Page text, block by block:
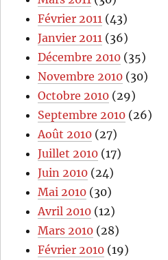
Février 2011 (43)
Janvier 2011 (36)
Décembre 2010 (35)
Novembre 2010 (30)
Octobre 2010 (29)
Septembre 2010 (26)
Août 2010 (27)
Juillet 2010 (17)
Juin 2010 (24)
Mai 2010 (30)
Avril 2010 (12)
Mars 2010 (28)
Février 2010 (19)